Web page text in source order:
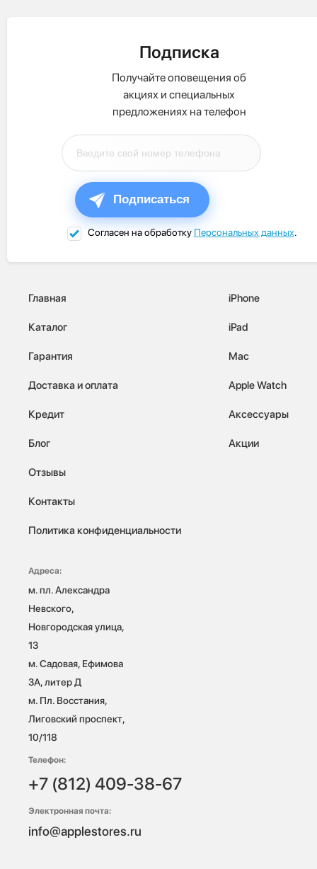
Подписка
Получайте оповещения об
акциях и специальных
предложениях на телефон
Подписаться
Согласен на обработку Персональных данных.
Главная
Каталог
Гарантия
Доставка и оплата
Кредит
Блог
Отзывы
Контакты
Политика конфиденциальности
iPhone
iPad
Mac
Apple Watch
Аксессуары
Акции
Адреса:
м. пл. Александра
Невского,
Новгородская улица,
13
м. Садовая, Ефимова
3А, литер Д
м. Пл. Восстания,
Лиговский проспект,
10/118
Телефон:
+7 (812) 409-38-67
Электронная почта:
info@applestores.ru